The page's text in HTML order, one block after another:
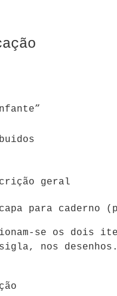
geral
para caderno
se os dois
sigla, nos desenhos.